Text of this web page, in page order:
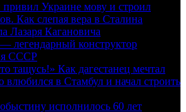
Украине мову и строил
Как слепая вера в Сталина
Лазаря Кагановича
легендарный конструктор
СССР
тащусь!» Как дагестанец мечтал
влюбился в Стамбул и начал строить
исполнилось 60 лет